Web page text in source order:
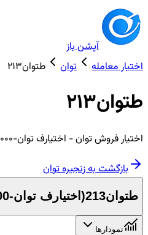
آپشن باز
اختیار معامله
توان طتوان213
طتوان213
اختیارفروشتوان- اختیارف توان-28000-14050227
بازگشت به زنجیرهتوان
طتوان213 ( اختیارف توان-28000-14050227
نمودارها